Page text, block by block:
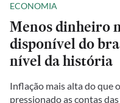
ECONOMIA
Menos dinheiro
disponível do
nível da história
Inflação mais alta do que
pressionado as contas